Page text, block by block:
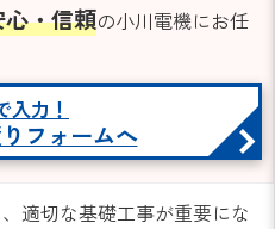
・信頼の小川電機にお任
入力！
フォームへ
適切な基礎工事が重要にな